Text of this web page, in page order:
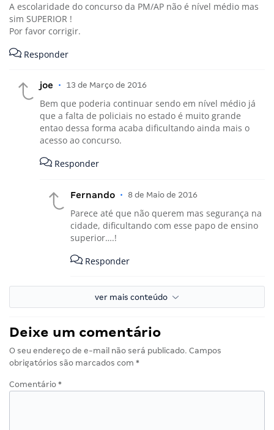
A escolaridade do concurso da PM/AP não é nível médio mas
sim SUPERIOR !
Por favor corrigir.
Responder
joe • 13 de Março de 2016
Bem que poderia continuar sendo em nível médio já
que a falta de policiais no estado é muito grande
entao dessa forma acaba dificultando ainda mais o
acesso ao concurso.
Responder
Fernando • 8 de Maio de 2016
Parece até que não querem mas segurança na
cidade, dificultando com esse papo de ensino
superior….!
Responder
ver mais conteúdo
Deixe um comentário
O seu endereço de e-mail não será publicado. Campos
obrigatórios são marcados com *
Comentário *